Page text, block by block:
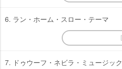
6. ラン・ホーム・スロー・テーマ
7. ドゥウーフ・ネビラ・ミュージック